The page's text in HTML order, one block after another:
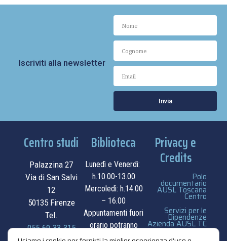
Iscriviti alla newsletter
Invia
Centro studi
Palazzina 27
Via di San Salvi
12
50135 Firenze
Tel.
055.69.33.315
Biblioteca
Lunedì e Venerdì:
h.10.00-13.00
Mercoledì: h.14.00
– 16.00
Appuntamenti fuori
orario potranno
essere
Privacy e
Credits
Polo
documentario
AUSL Toscana
Centro
Servizi per le
Dipendenze
Azienda AUSL TC